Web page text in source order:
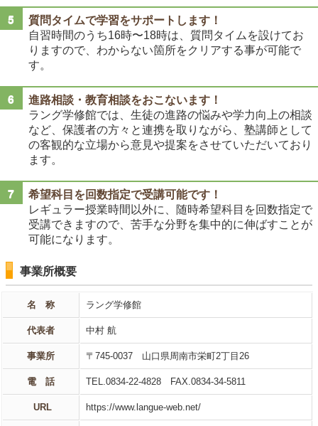
質問タイムで学習をサポートします！
自習時間のうち16時〜18時は、質問タイムを設けてお
りますので、わからない箇所をクリアする事が可能で
す。
進路相談・教育相談をおこないます！
ラング学修館では、生徒の進路の悩みや学力向上の相談
など、保護者の方々と連携を取りながら、塾講師として
の客観的な立場から意見や提案をさせていただいており
ます。
希望科目を回数指定で受講可能です！
レギュラー授業時間以外に、随時希望科目を回数指定で
受講できますので、苦手な分野を集中的に伸ばすことが
可能になります。
事業所概要
名 称 ラング学修館
代表者 中村 航
事業所 〒745-0037 山口県周南市栄町2丁目26
電 話 TEL.0834-22-4828 FAX.0834-34-5811
URL https://www.langue-web.net/